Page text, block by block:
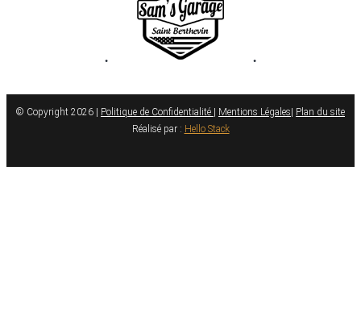
• •
© Copyright 2026 | Politique de Confidentialité | Mentions Légales| Plan du site
Réalisé par : Hello Stack